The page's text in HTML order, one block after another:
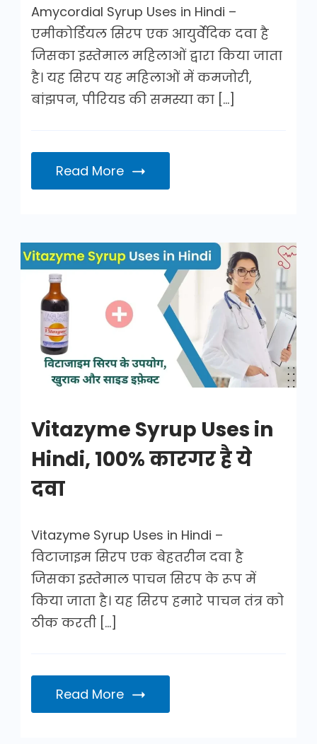
Amycordial Syrup Uses in Hindi –
एमीकोर्डियल सिरप एक आयुर्वेदिक दवा है
जिसका इस्तेमाल महिलाओं द्वारा किया जाता
है। यह सिरप यह महिलाओं में कमजोरी,
बांझपन, पीरियड की समस्या का […]
Read More
Vitazyme
Syrup
Uses
Hindi
Vitazyme Syrup Uses in
Hindi, 100% कारगर है ये
दवा
Vitazyme Syrup Uses in Hindi –
विटाजाइम सिरप एक बेहतरीन दवा है
जिसका इस्तेमाल पाचन सिरप के रूप में
किया जाता है। यह सिरप हमारे पाचन तंत्र को
ठीक करती […]
Read More